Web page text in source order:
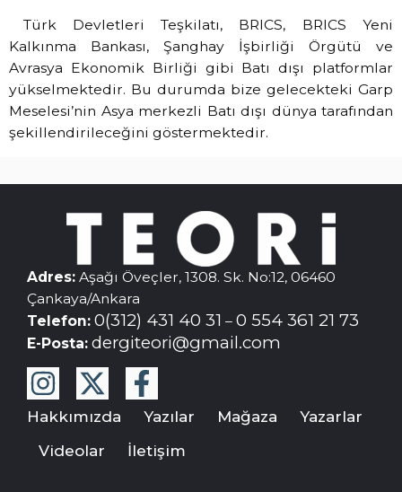
Türk Devletleri Teşkilatı, BRICS, BRICS Yeni
Kalkınma Bankası, Şanghay İşbirliği Örgütü ve
Avrasya Ekonomik Birliği gibi Batı dışı platformlar
yükselmektedir. Bu durumda bize gelecekteki Garp
Meselesi’nin Asya merkezli Batı dışı dünya tarafından
şekillendirileceğini göstermektedir.
Adres: Aşağı Öveçler, 1308. Sk. No:12, 06460
Çankaya/Ankara
Telefon: 0(312) 431 40 31 – 0 554 361 21 73
E-Posta: dergiteori@gmail.com
Hakkımızda Yazılar Mağaza
Yazarlar
Videolar
İletişim